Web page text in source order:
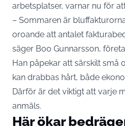
arbetsplatser, varnar nu för
– Sommaren är
oroande att antalet
säger Boo Gunnarsson,
Han påpekar att särskilt små
kan drabbas hårt, både
Därför är det viktigt att varje
anmäls.
Här ökar